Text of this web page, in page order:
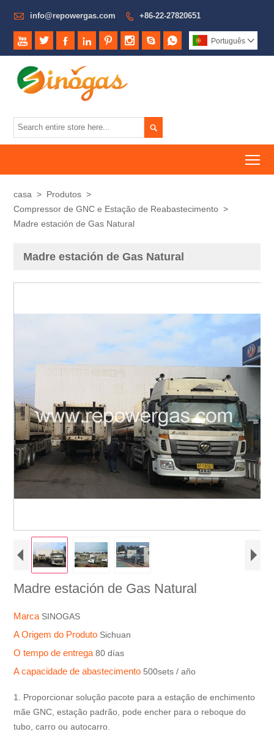
 info@repowergas.com  +86-22-27820651
        Português 

casa > Produtos >
Compressor de GNC e Estação de Reabastecimento >
Madre estación de Gas Natural
Madre estación de Gas Natural
Madre estación de Gas Natural
Marca SINOGAS
A Origem do Produto Sichuan
O tempo de entrega80 días
A capacidade de abastecimento 500sets / año
1. Proporcionar solução pacote para a estação de enchimento
mãe GNC, estação padrão, pode encher para o reboque do
tubo, carro ou autocarro.